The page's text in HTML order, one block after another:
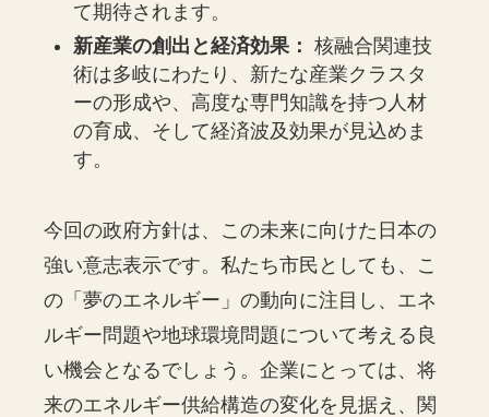
て期待されます。
新産業の創出と経済効果： 核融合関連技
術は多岐にわたり、新たな産業クラスタ
ーの形成や、高度な専門知識を持つ人材
の育成、そして経済波及効果が見込めま
す。
今回の政府方針は、この未来に向けた日本の
強い意志表示です。私たち市民としても、こ
の「夢のエネルギー」の動向に注目し、エネ
ルギー問題や地球環境問題について考える良
い機会となるでしょう。企業にとっては、将
来のエネルギー供給構造の変化を見据え、関